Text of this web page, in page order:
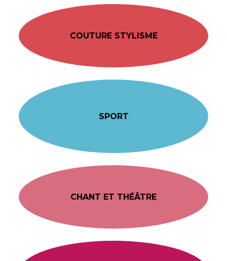
COUTURE STYLISME
SPORT
CHANT ET THÉÂTRE